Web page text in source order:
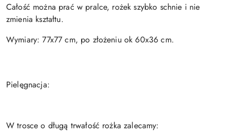
Całość można prać w pralce, rożek szybko schnie i nie
zmienia kształtu.
Wymiary: 77x77 cm, po złożeniu ok 60x36 cm.
Pielęgnacja:
W trosce o długą trwałość rożka zalecamy: